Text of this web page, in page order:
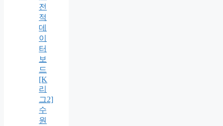
전
적
데
이
터
보
드
[K
리
그2]
수
원